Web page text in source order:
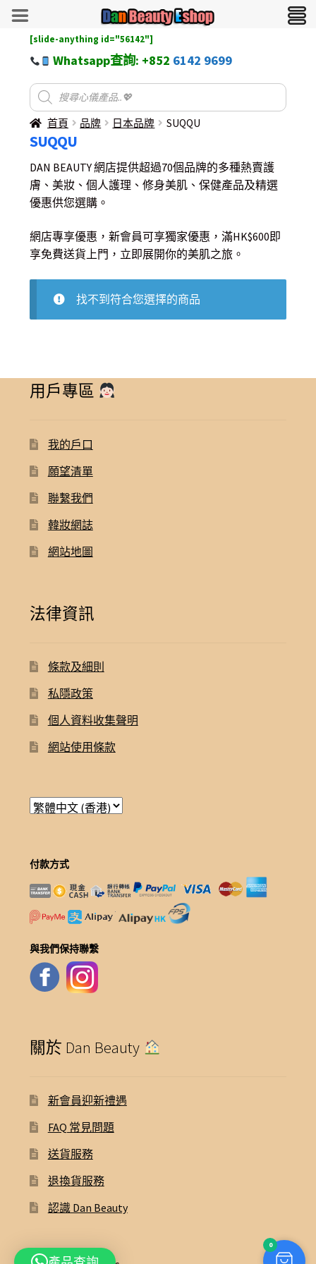
[slide-anything id="56142"]
Whatsapp查詢: +852 6142 9699
首頁 品牌 日本品牌 SUQQU
SUQQU
DAN BEAUTY 網店提供超過70個品牌的多種熱賣護
膚、美妝、個人護理、修身美肌、保健產品及精選
優惠供您選購。
網店專享優惠，新會員可享獨家優惠，滿HK$600即
享免費送貨上門，立即展開你的美肌之旅。
找不到符合您選擇的商品
用戶專區
我的戶口
願望清單
聯繫我們
韓妝網誌
網站地圖
法律資訊
條款及細則
私隱政策
個人資料收集聲明
網站使用條款
付款方式
與我們保持聯繫
關於 Dan Beauty
新會員迎新禮遇
FAQ 常見問題
送貨服務
退換貨服務
認識 Dan Beauty
0